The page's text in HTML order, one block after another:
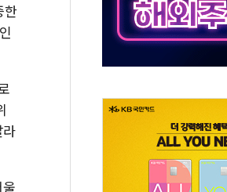
시끌'
권 집중 완화 전환점"
한